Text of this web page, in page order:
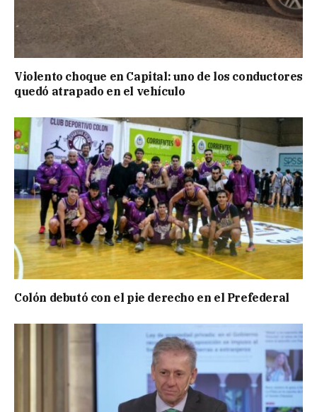
Violento choque en Capital: uno de los conductores
quedó atrapado en el vehículo
Colón debutó con el pie derecho en el Prefederal